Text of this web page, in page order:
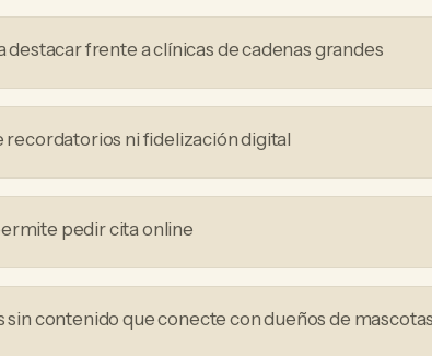
destacar frente a clínicas de cadenas grandes
recordatorios ni fidelización digital
pedir cita online
sin contenido que conecte con dueños de mascotas